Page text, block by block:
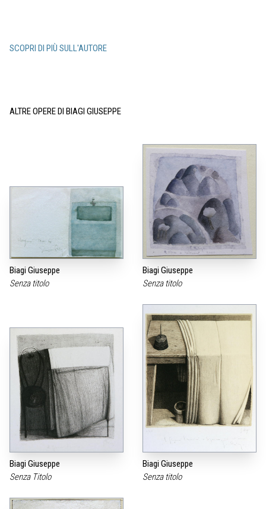
SCOPRI DI PIÙ SULL'AUTORE
ALTRE OPERE DI BIAGI GIUSEPPE
Biagi Giuseppe
Senza titolo
Biagi Giuseppe
Senza titolo
Biagi Giuseppe
Senza Titolo
Biagi Giuseppe
Senza titolo